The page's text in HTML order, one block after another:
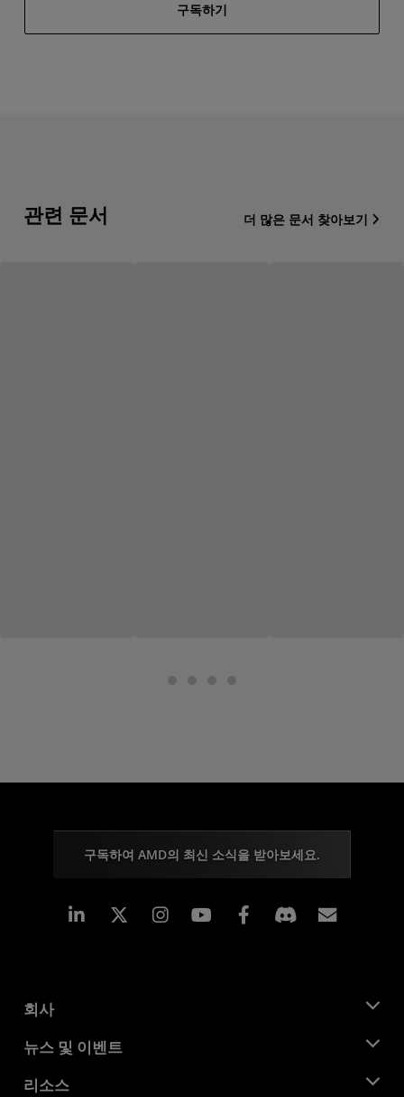
구독하기
관련 문서 더 많은 문서 찾아보기
구독하여 AMD의 최신 소식을 받아보세요.
Linkedin Instagram Facebook
회사
AMD 소개
기업의 사회적 책임
뉴스 및 이벤트
뉴스룸
리소스